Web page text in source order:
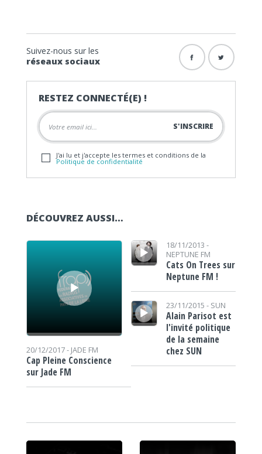
Suivez-nous sur les
réseaux sociaux
RESTEZ CONNECTÉ(E) !
J'ai lu et j'accepte les termes et conditions de la
Politique de confidentialité
DÉCOUVREZ AUSSI…
Lecteur audio
20/12/2017 - JADE FM
Cap Pleine Conscience
sur Jade FM
Lecteur audio18/11/2013 -
NEPTUNE FM
Cats On Trees sur
Neptune FM !
Lecteur audio
23/11/2015 - SUN
Alain Parisot est
l'invité politique
de la semaine
chez SUN